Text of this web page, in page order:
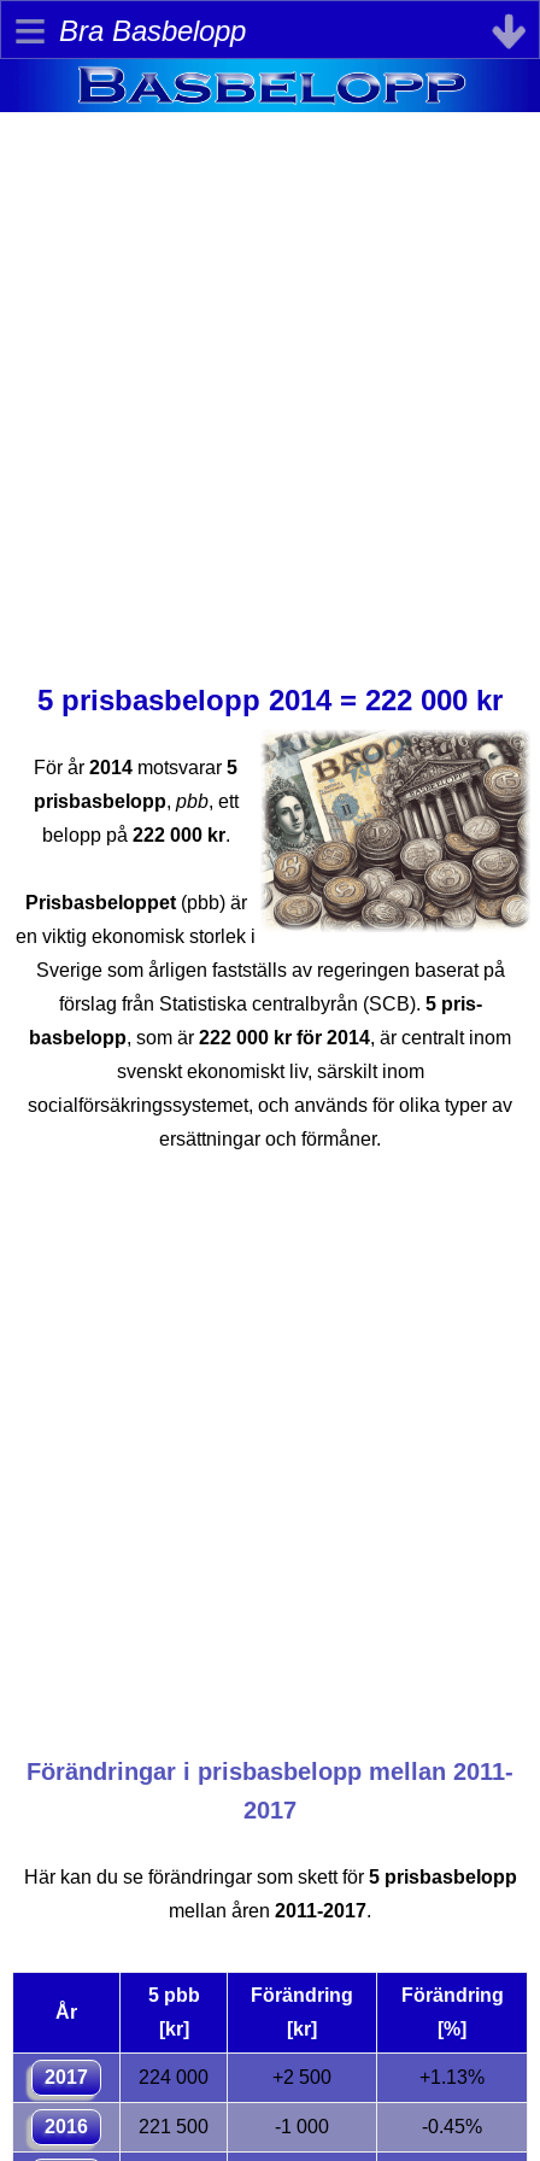
Bra Basbelopp
≡
5 prisbasbelopp 2014 = 222 000 kr
För år 2014 motsvarar 5
prisbasbelopp, pbb, ett
belopp på 222 000 kr.
Prisbasbeloppet(pbb) är
en viktig ekonomisk storlek i
Sverige som årligen fastställs av regeringen baserat på
förslag från Statistiska centralbyrån (SCB). 5 pris­
basbelopp, som är 222 000 kr för 2014, är centralt inom
svenskt ekonomiskt liv, särskilt inom
socialförsäkringssystemet, och används för olika typer av
ersättningar och förmåner.
Förändringar i prisbasbelopp mellan 2011-
2017
Här kan du se förändringar som skett för 5 prisbasbelopp
mellan åren 2011-2017.
År
5 pbb
[kr]
Förändring
[kr]
Förändring
[%]
2017 224 000 +2 500 +1.13%
2016 221 500 -1 000 -0.45%